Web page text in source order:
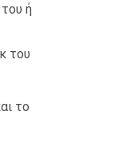
ή
του
το